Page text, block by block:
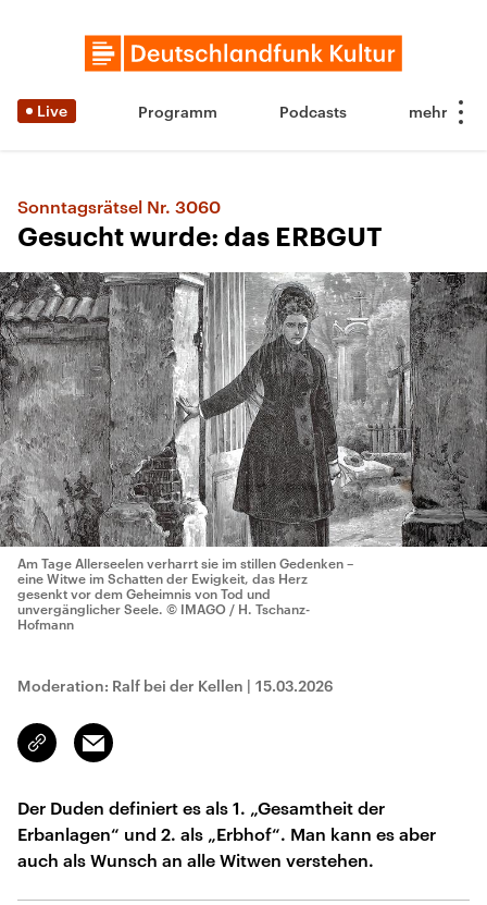
Live Programm Podcasts
Sonntagsrätsel Nr. 3060
Gesucht wurde: das ERBGUT
Am Tage Allerseelen verharrt sie im stillen Gedenken –
eine Witwe im Schatten der Ewigkeit, das Herz
gesenkt vor dem Geheimnis von Tod und
unvergänglicher Seele. © IMAGO / H. Tschanz-
Hofmann
Moderation: Ralf bei der Kellen | 15.03.2026
Link
kopieren/teilen
Email
Der Duden definiert es als 1. „Gesamtheit der
Erbanlagen“ und 2. als „Erbhof“. Man kann es aber
auch als Wunsch an alle Witwen verstehen.